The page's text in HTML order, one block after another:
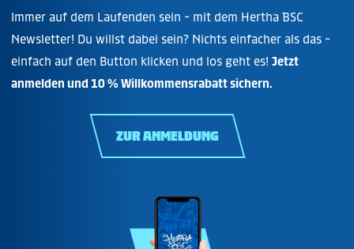
Immer auf dem Laufenden sein - mit dem Hertha BSC
Newsletter! Du willst dabei sein? Nichts einfacher als das -
einfach auf den Button klicken und los geht es! Jetzt
anmelden und 10 % Willkommensrabatt sichern.
ZUR ANMELDUNG